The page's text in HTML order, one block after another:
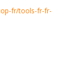
fr/tools-fr-fr-